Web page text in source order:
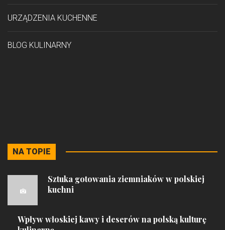
URZĄDZENIA KUCHENNE
BLOG KULINARNY
NA TOPIE
Sztuka gotowania ziemniaków w polskiej
kuchni
Wpływ włoskiej kawy i deserów na polską kulturę